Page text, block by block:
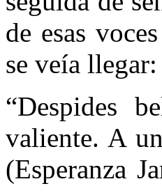
de esas
se veía llegar:
“Despides
valiente. A
(Esperanza